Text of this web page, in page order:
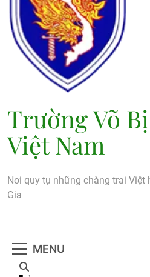
Trường Võ
Việt Nam
Nơi quy tụ những chàng trai Việt
Gia
MENU